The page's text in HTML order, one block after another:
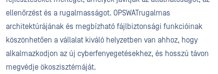
ellenőrzést és a rugalmasságot. OPSWATrugalmas
architektúrájának és megbízható fájlbiztonsági funkcióinak
köszönhetően a vállalat kiváló helyzetben van ahhoz, hogy
alkalmazkodjon az új cyberfenyegetésekhez, és hosszú távon
megvédje ökoszisztémáját.